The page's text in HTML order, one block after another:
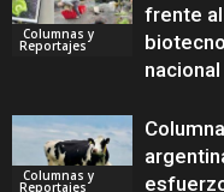
Columnas y
Reportajes
frente
nacional
Columnas y
Reportajes